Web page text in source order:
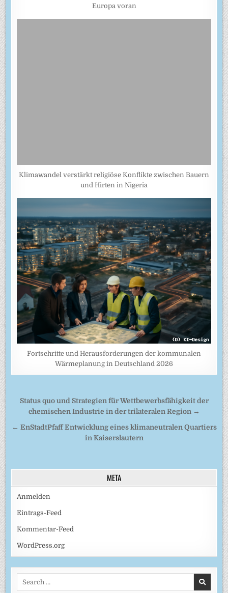
Europa voran
Klimawandel verstärkt religiöse Konflikte zwischen Bauern
und Hirten in Nigeria
Fortschritte und Herausforderungen der kommunalen
Wärmeplanung in Deutschland 2026
Beitragsnavigation
Status quo und Strategien für Wettbewerbsfähigkeit der
chemischen Industrie in der trilateralen Region →
← EnStadtPfaff Entwicklung eines klimaneutralen Quartiers
in Kaiserslautern
META
Anmelden
Eintrags-Feed
Kommentar-Feed
WordPress.org